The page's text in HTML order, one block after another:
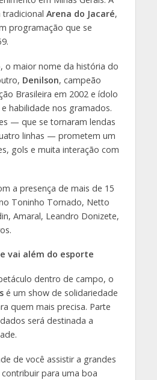
Arena do Jacaré,
programação que se
, o maior nome da história do
Denilson, campeão
Brasileira em 2002 e ídolo
habilidade nos gramados.
— que se tornaram lendas
linhas — prometem um
gols e muita interação com
a presença de mais de 15
Toninho Tornado, Netto
Amaral, Leandro Donizete,
vai além do esporte
dentro de campo, o
é um show de solidariedade
quem mais precisa. Parte
será destinada a
de você assistir a grandes
para uma boa